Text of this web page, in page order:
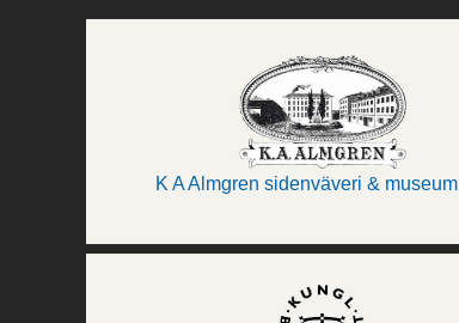
K A Almgren sidenväveri & museum